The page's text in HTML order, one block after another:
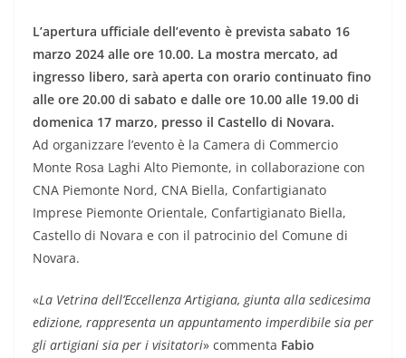
L’apertura ufficiale dell’evento è prevista sabato 16
marzo 2024 alle ore 10.00. La mostra mercato, ad
ingresso libero, sarà aperta con orario continuato fino
alle ore 20.00 di sabato e dalle ore 10.00 alle 19.00 di
domenica 17 marzo, presso il Castello di Novara.
Ad organizzare l’evento è la Camera di Commercio
Monte Rosa Laghi Alto Piemonte, in collaborazione con
CNA Piemonte Nord, CNA Biella, Confartigianato
Imprese Piemonte Orientale, Confartigianato Biella,
Castello di Novara e con il patrocinio del Comune di
Novara.
«La Vetrina dell’Eccellenza Artigiana, giunta alla sedicesima
edizione, rappresenta un appuntamento imperdibile sia per
gli artigiani sia per i visitatori» commenta Fabio